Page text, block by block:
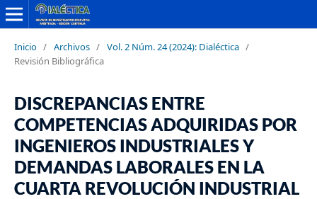
Inicio / Archivos / Vol. 2 Núm. 24 (2024): Dialéctica /
Revisión Bibliográfica
DISCREPANCIAS ENTRE
COMPETENCIAS ADQUIRIDAS POR
INGENIEROS INDUSTRIALES Y
DEMANDAS LABORALES EN LA
CUARTA REVOLUCIÓN INDUSTRIAL